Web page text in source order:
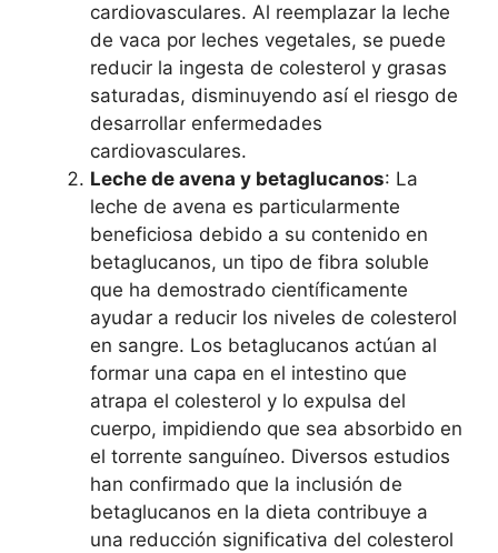
cardiovasculares. Al reemplazar la leche
de vaca por leches vegetales, se puede
reducir la ingesta de colesterol y grasas
saturadas, disminuyendo así el riesgo de
desarrollar enfermedades
cardiovasculares.
Leche de avena y betaglucanos: La
leche de avena es particularmente
beneficiosa debido a su contenido en
betaglucanos, un tipo de fibra soluble
que ha demostrado científicamente
ayudar a reducir los niveles de colesterol
en sangre. Los betaglucanos actúan al
formar una capa en el intestino que
atrapa el colesterol y lo expulsa del
cuerpo, impidiendo que sea absorbido en
el torrente sanguíneo. Diversos estudios
han confirmado que la inclusión de
betaglucanos en la dieta contribuye a
una reducción significativa del colesterol